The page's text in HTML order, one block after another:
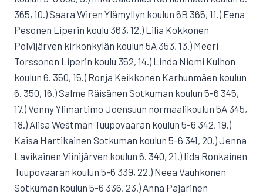
365, 10.) Saara Wiren Ylämyllyn koulun 6B 365, 11.) Eena
Pesonen Liperin koulu 363, 12.) Lilia Kokkonen
Polvijärven kirkonkylän koulun 5A 353, 13.) Meeri
Torssonen Liperin koulu 352, 14.) Linda Niemi Kulhon
koulun 6. 350, 15.) Ronja Keikkonen Karhunmäen koulun
6. 350, 16.) Salme Räisänen Sotkuman koulun 5-6 345,
17.) Venny Ylimartimo Joensuun normaalikoulun 5A 345,
18.) Alisa Westman Tuupovaaran koulun 5-6 342, 19.)
Kaisa Hartikainen Sotkuman koulun 5-6 341, 20.) Jenna
Lavikainen Viinijärven koulun 6. 340, 21.) Iida Ronkainen
Tuupovaaran koulun 5-6 339, 22.) Neea Vauhkonen
Sotkuman koulun 5-6 336, 23.) Anna Pajarinen